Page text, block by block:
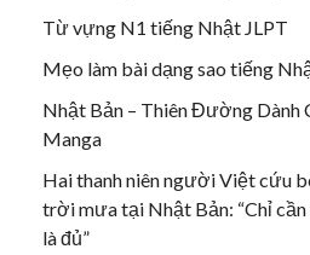
Từ vựng N1 tiếng Nhật JLPT
Mẹo làm bài dạng sao tiếng
Nhật Bản – Thiên Đường Dành
Manga
Hai thanh niên người Việt cứu
trời mưa tại Nhật Bản: “Chỉ cần
là đủ”